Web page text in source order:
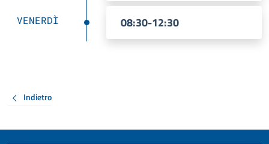
VENERDÌ 08:30-12:30
Indietro